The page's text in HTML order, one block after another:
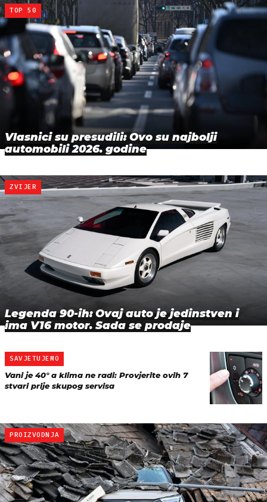
TOP 50
Vlasnici su presudili: Ovo su najbolji
automobili 2026. godine
ZVIJER
Legenda 90-ih: Ovaj auto je jedinstven i
ima V16 motor. Sada se prodaje
SAVJETUJEMO
Vani je 40° a klima ne radi: Provjerite ovih 7
stvari prije skupog servisa
PROIZVODNJA